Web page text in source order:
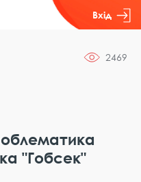
Вхід
2469
"Гобсек"